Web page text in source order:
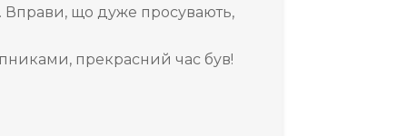
що дуже просувають,
прекрасний час був!